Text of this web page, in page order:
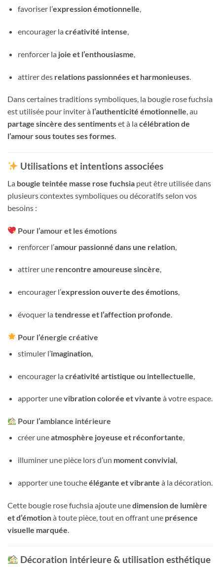
favoriser l’expression émotionnelle,
encourager la créativité intense,
renforcer la joie et l’enthousiasme,
attirer des relations passionnées et harmonieuses.
Dans certaines traditions symboliques, la bougie rose fuchsia
est utilisée pour inviter à l’authenticité émotionnelle, au
partage sincère des sentimentset à la célébration de
l’amour sous toutes ses formes.
Utilisations et intentions associées
La bougie teintée masse rose fuchsia peut être utilisée dans
plusieurs contextes symboliques ou décoratifs selon vos
besoins :
Pour l’amour et les émotions
renforcer l’amour passionné dans une relation,
attirer une rencontre amoureuse sincère,
encourager l’expression ouverte des émotions,
évoquer la tendresse et l’affection profonde.
Pour l’énergie créative
stimuler l’imagination,
encourager la créativité artistique ou intellectuelle
apporter unevibration colorée et vivante à votre espace.
Pour l’ambiance intérieure
créer uneatmosphère joyeuse et réconfortante,
illuminer une pièce lors d’un moment convivial,
apporter une toucheélégante et vibrante à la décoration.
Cette bougie rose fuchsia ajoute unedimension de lumière
et d’émotionà toute pièce, tout en offrant une présence
visuelle marquée
Décoration intérieure & utilisation esthétique